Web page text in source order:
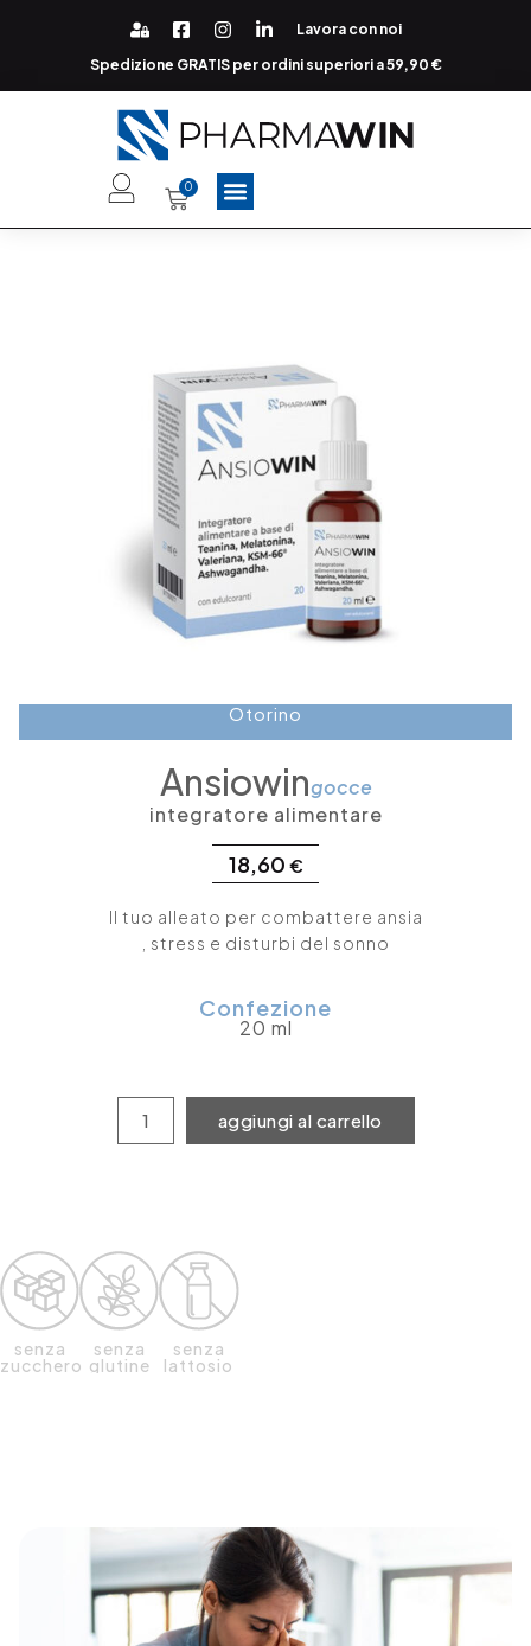
Lavora con noi
Spedizione GRATIS per ordini superiori a 59,90 €
0
Otorino
Ansiowingocce
integratore alimentare
18,60 €
Il tuo alleato per combattere ansia
, stress e disturbi del sonno
Confezione
20 ml
aggiungi al carrello
senza
zucchero
senza
glutine
senza
lattosio